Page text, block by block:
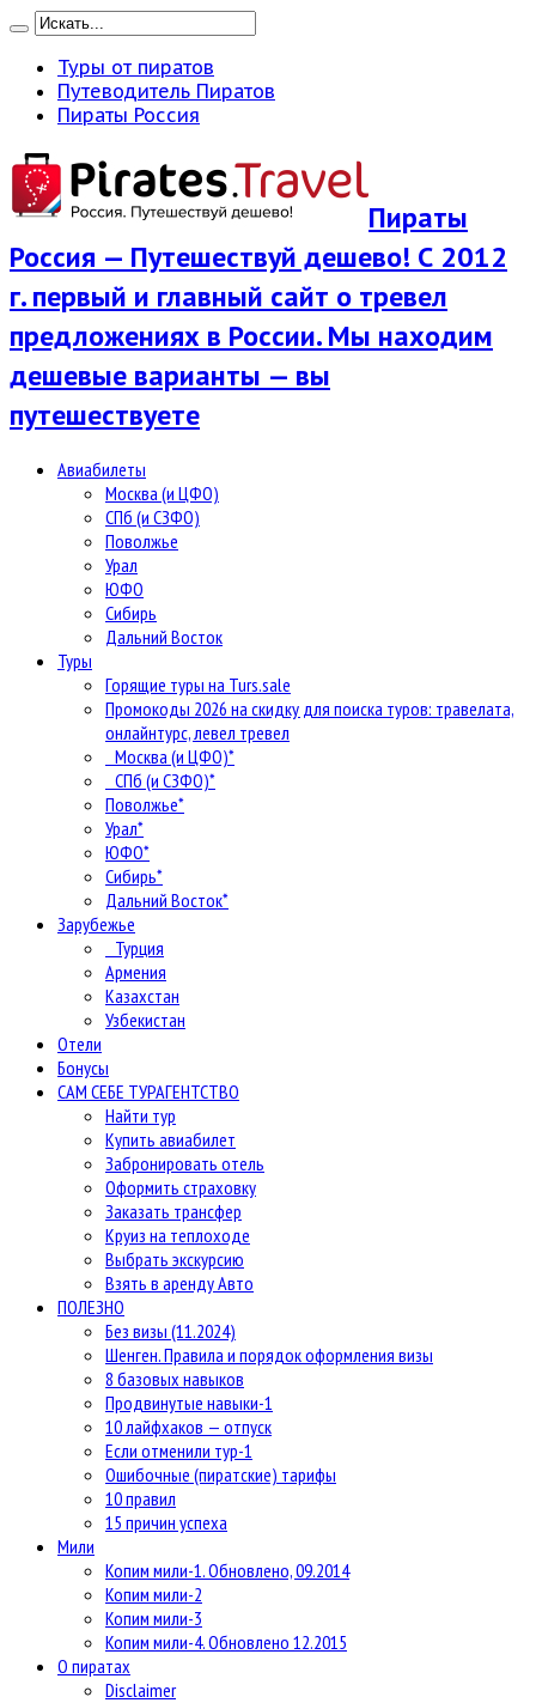
Туры от пиратов
Путеводитель Пиратов
Пираты Россия
Пираты
Россия — Путешествуй дешево! С 2012
г. первый и главный сайт о тревел
предложениях в России. Мы находим
дешевые варианты — вы
путешествуете
Авиабилеты
Москва (и ЦФО)
СПб (и СЗФО)
Поволжье
Урал
ЮФО
Сибирь
Дальний Восток
Туры
Горящие туры на Turs.sale
Промокоды 2026 на скидку для поиска туров: травелата,
онлайнтурс, левел тревел
Москва (и ЦФО)*
СПб (и СЗФО)*
Поволжье*
Урал*
ЮФО*
Сибирь*
Дальний Восток*
Зарубежье
Турция
Армения
Казахстан
Узбекистан
Отели
Бонусы
САМ СЕБЕ ТУРАГЕНТСТВО
Найти тур
Купить авиабилет
Забронировать отель
Оформить страховку
Заказать трансфер
Круиз на теплоходе
Выбрать экскурсию
Взять в аренду Авто
ПОЛЕЗНО
Без визы (11.2024)
Шенген. Правила и порядок оформления визы
8 базовых навыков
Продвинутые навыки-1
10 лайфхаков — отпуск
Если отменили тур-1
Ошибочные (пиратские) тарифы
10 правил
15 причин успеха
Мили
Копим мили-1. Обновлено, 09.2014
Копим мили-2
Копим мили-3
Копим мили-4. Обновлено 12.2015
О пиратах
Disclaimer